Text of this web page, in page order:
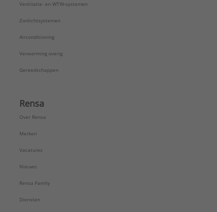
Ventilatie- en WTW-systemen
Zonlichtsystemen
Airconditioning
Verwarming overig
Gereedschappen
Rensa
Over Rensa
Merken
Vacatures
Nieuws
Rensa Family
Diensten